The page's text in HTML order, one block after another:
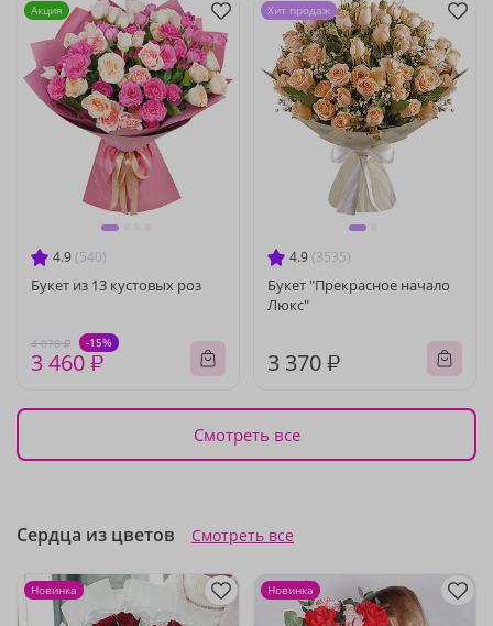
4.9 (540)
Букет из 13 кустовых роз
4 070 ₽ -15%
3 460 ₽
Акция
4.9 (3535)
Букет "Прекрасное начало
Люкс"
3 370 ₽
Хит продаж
Смотреть все
Сердца из цветов Смотреть все
Новинка Новинка